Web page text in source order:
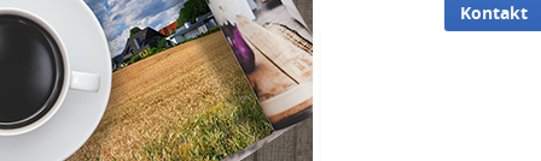
Kontakt
články
(ne)má evidované BPEJ. Co to